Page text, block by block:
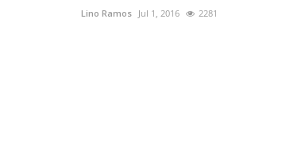
Lino Ramos Jul 1, 2016 2281